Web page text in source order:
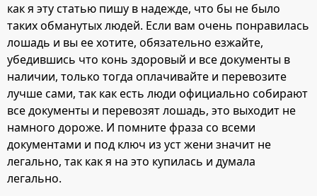
как я эту статью пишу в надежде, что бы не было
таких обманутых людей. Если вам очень понравилась
лошадь и вы ее хотите, обязательно езжайте,
убедившись что конь здоровый и все документы в
наличии, только тогда оплачивайте и перевозите
лучше сами, так как есть люди официально собирают
все документы и перевозят лошадь, это выходит не
намного дороже. И помните фраза со всеми
документами и под ключ из уст жени значит не
легально, так как я на это купилась и думала
легально.